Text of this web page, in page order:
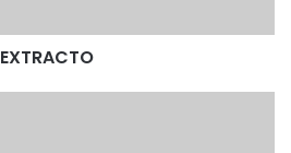
EXTRACTO